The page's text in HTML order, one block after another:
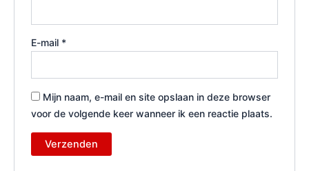
E-mail *
Mijn naam, e-mail en site opslaan in deze browser
voor de volgende keer wanneer ik een reactie plaats.